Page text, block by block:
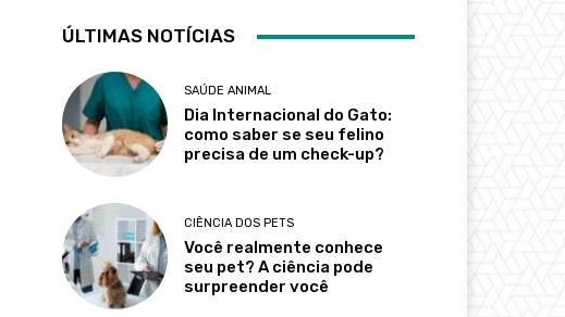
ÚLTIMAS NOTÍCIAS
SAÚDE ANIMAL
Dia Internacional do Gato:
como saber se seu felino
precisa de um check-up?
CIÊNCIA DOS PETS
Você realmente conhece
seu pet? A ciência pode
surpreender você